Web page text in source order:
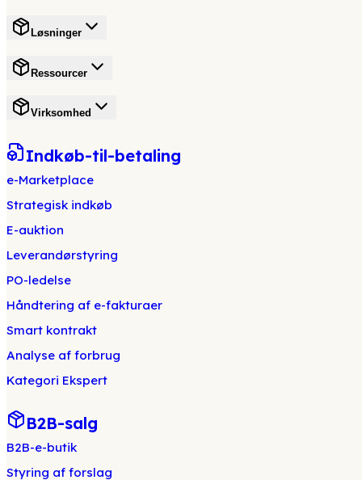
Løsninger
Ressourcer
Virksomhed
Indkøb-til-betaling
e-Marketplace
Strategisk indkøb
E-auktion
Leverandørstyring
PO-ledelse
Håndtering af e-fakturaer
Smart kontrakt
Analyse af forbrug
Kategori Ekspert
B2B-salg
B2B-e-butik
Styring af forslag